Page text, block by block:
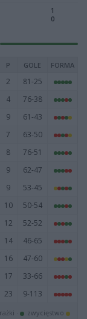
1
0
P GOLE FORMA
2
81-25
4
76-38
9
61-43
7
63-50
8
76-51
9
62-47
9
53-45
10
50-54
12
52-52
14
46-65
16
47-60
17
33-66
23 9-113
·
zwycięstwo